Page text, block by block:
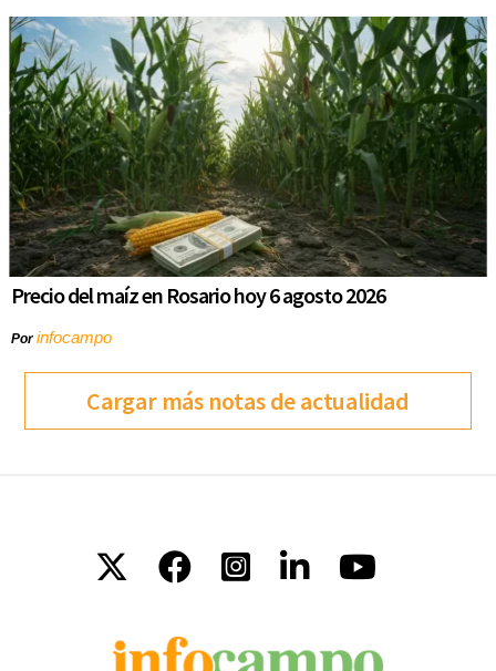
Precio del maíz en Rosario hoy 6 agosto 2026
Porinfocampo
Cargar más notas de actualidad